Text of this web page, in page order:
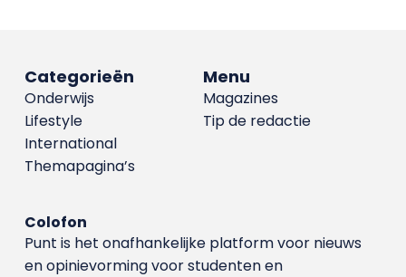
Menu
Magazines
Tip de redactie
Categorieën
Onderwijs
Lifestyle
International
Themapagina’s
Colofon
Punt is het onafhankelijke platform voor nieuws
en opinievorming voor studenten en